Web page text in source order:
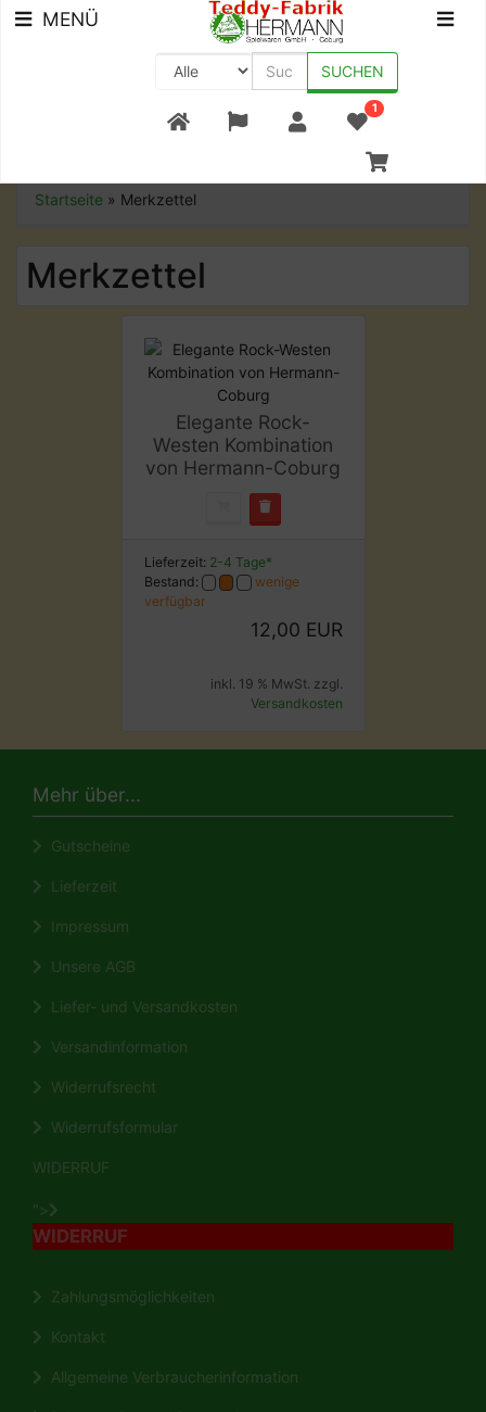
+49 (0) 9561-8590-0
MENÜ
SUCHEN
1
Startseite » Merkzettel
Merkzettel
Elegante Rock-
Westen Kombination
von Hermann-Coburg
Lieferzeit: 2-4 Tage*
Bestand:
wenige
verfügbar
12,00 EUR
inkl. 19 % MwSt. zzgl.
Versandkosten
Mehr über...
Gutscheine
Lieferzeit
Impressum
Unsere AGB
Liefer- und Versandkosten
Versandinformation
Widerrufsrecht
Widerrufsformular
WIDERRUF
">
WIDERRUF
Zahlungsmöglichkeiten
Kontakt
Allgemeine Verbraucherinformation